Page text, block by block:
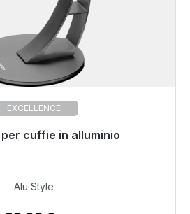
EXCELLENCE
cuffie in alluminio
immediata, tempo di
88,00 €
Alu Style